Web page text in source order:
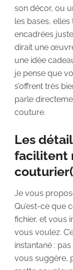
son décor, ou
les bases,
encadrées
dirait une
une idée
je pense que
s’offrent très
parle
couture.
Les
facilitent
Je vous
Qu’est-ce que
fichier, et vous
vous voulez.
instantané :
vous suggère,